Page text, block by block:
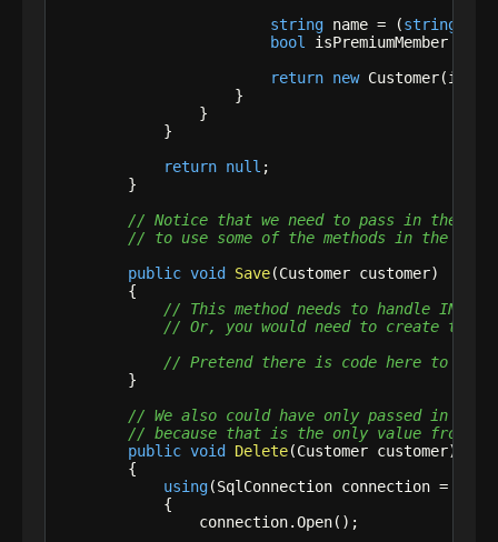
string name = (string
bool isPremiumMember = (
return new Customer(id,
                    }
                }
            }
return null ;
        }
// Notice that we need to pass in the
// to use some of the methods in the
public void Save(Customer customer)
        {
// This method needs to handle
// Or, you would need to create two
// Pretend there is code here to do
        }
// We also could have only passed in
// because that is the only value from
public void Delete(Customer customer)
        {
using(SqlConnection connection =
            {
                connection.Open();